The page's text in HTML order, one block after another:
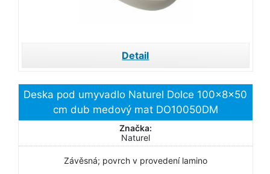
Detail
Deska pod umyvadlo Naturel Dolce 100x8x50
cm dub medový mat DO10050DM
Značka:
Naturel
Závěsná; povrch v provedení lamino